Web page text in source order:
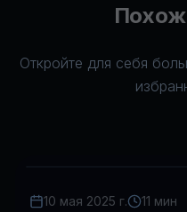
Откройте для себя
10 мая 2025 г. 11 мин